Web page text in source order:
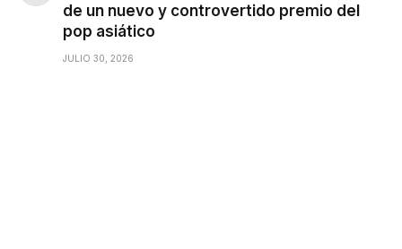
de un nuevo y controvertido premio del
pop asiático
JULIO 30, 2026